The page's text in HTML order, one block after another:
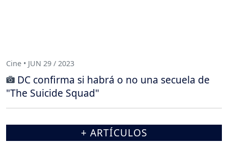
Cine • JUN 29 / 2023
DC confirma si habrá o no una secuela de
"The Suicide Squad"
+ ARTÍCULOS